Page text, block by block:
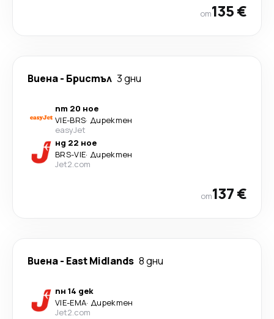
от135 €
Виена- Бристъл 3 дни
пт 20 ное
VIE-BRS· Директен
easyJet
нд 22 ное
BRS-VIE· Директен
Jet2.com
от137 €
Виена- East Midlands 8 дни
пн 14 дек
VIE-EMA· Директен
Jet2.com